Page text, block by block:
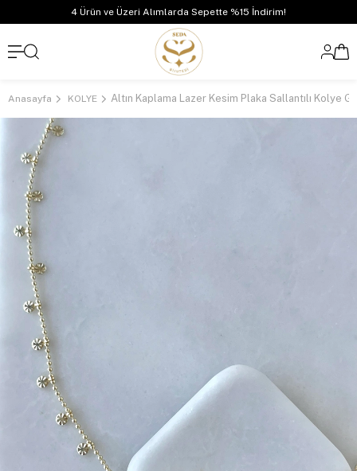
4 Ürün ve Üzeri Alımlarda Sepette %15 İndirim!
Anasayfa KOLYE Altın Kaplama Lazer Kesim Plaka Sallantılı Kolye